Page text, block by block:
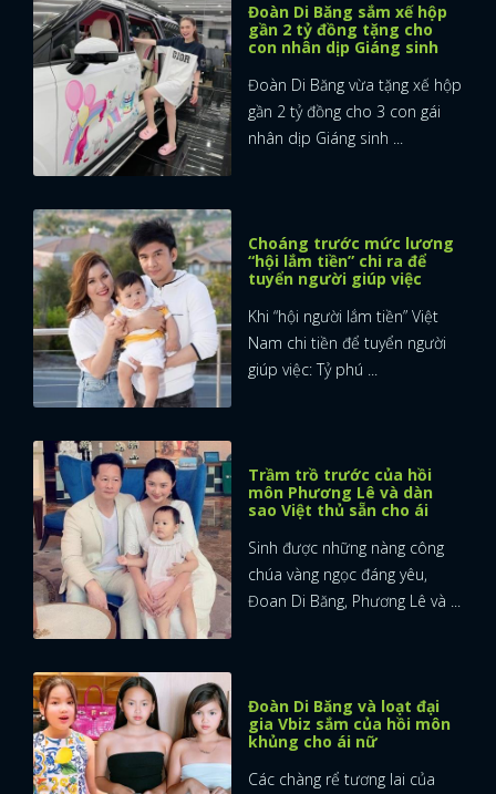
Đoàn Di Băng sắm xế hộp
gần 2 tỷ đồng tặng cho
con nhân dịp Giáng sinh
Đoàn Di Băng vừa tặng xế hộp
gần 2 tỷ đồng cho 3 con gái
nhân dịp Giáng sinh ...
Choáng trước mức lương
“hội lắm tiền” chi ra để
tuyển người giúp việc
Khi “hội người lắm tiền” Việt
Nam chi tiền để tuyển người
giúp việc: Tỷ phú ...
Trầm trồ trước của hồi
môn Phương Lê và dàn
sao Việt thủ sẵn cho ái
Sinh được những nàng công
chúa vàng ngọc đáng yêu,
Đoan Di Băng, Phương Lê và ...
Đoàn Di Băng và loạt đại
gia Vbiz sắm của hồi môn
khủng cho ái nữ
Các chàng rể tương lai của